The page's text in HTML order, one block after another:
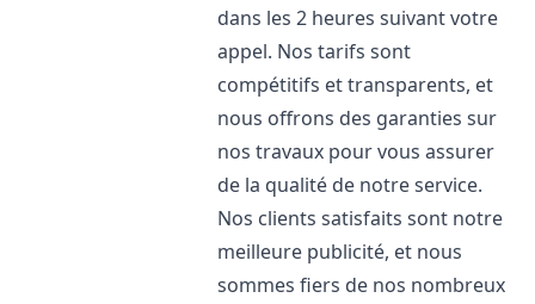
dans les 2 heures suivant votre
appel. Nos tarifs sont
compétitifs et transparents, et
nous offrons des garanties sur
nos travaux pour vous assurer
de la qualité de notre service.
Nos clients satisfaits sont notre
meilleure publicité, et nous
sommes fiers de nos nombreux